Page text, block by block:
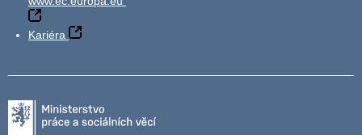
Kariéra